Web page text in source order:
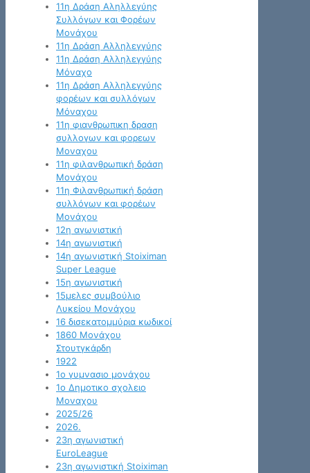
11η Δράση Αληλλεγύης
Συλλόγων και Φορέων
Μονάχου
11η Δράση Αλληλεγγύης
11η Δράση Αλληλεγγύης
Μόναχο
11η Δράση Αλληλεγγύης
φορέων και συλλόγων
Μόναχου
11η φιανθρωπικη δραση
συλλογων και φορεων
Μοναχου
11η φιλανθρωπική δράση
Μονάχου
11η Φιλανθρωπική δράση
συλλόγων και φορέων
Μονάχου
12η αγωνιστική
14η αγωνιστική
14η αγωνιστική Stoiximan
Super League
15η αγωνιστική
15μελες συμβούλιο
Λυκείου Μονάχου
16 δισεκατομμύρια κωδικοί
1860 Μονάχου
Στουτγκάρδη
1922
1ο γυμνασιο μονάχου
1ο Δημοτικο σχολειο
Μοναχου
2025/26
2026.
23η αγωνιστική
EuroLeague
23η αγωνιστική Stoiximan